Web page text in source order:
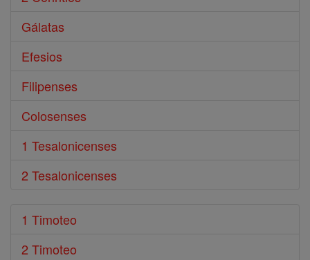
Gálatas
Efesios
Filipenses
Colosenses
1 Tesalonicenses
2 Tesalonicenses
1 Timoteo
2 Timoteo